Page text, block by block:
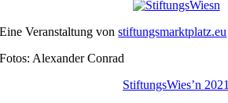
Eine Veranstaltung vonstiftungsmarktplatz.eu
Fotos: Alexander Conrad
StiftungsWies’n 2021